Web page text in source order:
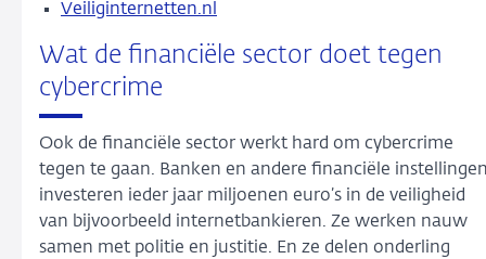
Veiliginternetten.nl
Wat de financiële sector doet tegen
cybercrime
Ook de financiële sector werkt hard om cybercrime
tegen te gaan. Banken en andere financiële
investeren ieder jaar miljoenen euro’s in de veiligheid
van bijvoorbeeld internetbankieren. Ze werken nauw
samen met politie en justitie. En ze delen onderling